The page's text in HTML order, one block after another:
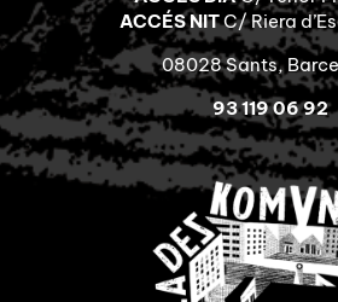
ACCÉS NITC/ Riera
08028 Sants,
93 119 06 92